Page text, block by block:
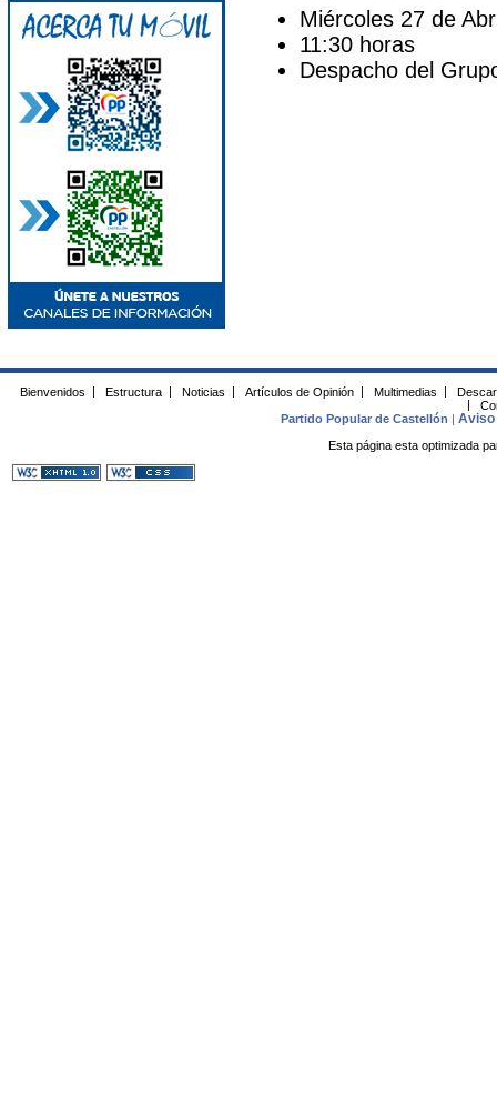
Miércoles 27 de
11:30 horas
Despacho del
Bienvenidos | Estructura | Noticias | Artículos de Opinión | Multimedias |
|
Partido Popular de Castellón |Aviso
Esta página esta optimizada